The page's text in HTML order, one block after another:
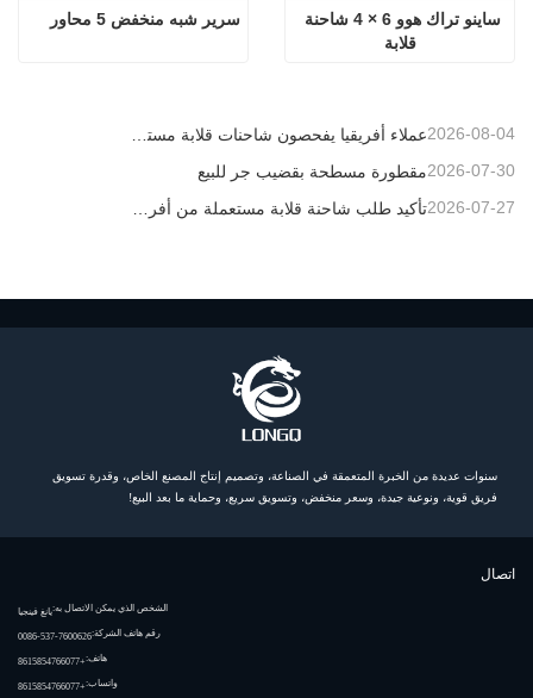
سرير شبه منخفض 5 محاور
قلابة
2026-08-04
مقطورة مسطحة بقضيب جر للبيع2026-07-30
تأكيد طلب شاحنة قلابة مستعملة من أفريقيا 2026-07-27
اتصال
الشخص الذي يمكن الاتصال به:يانغ فينجيا
رقم هاتف الشركة:0086-537-7600626
هاتف:+8615854766077
واتساب:+8615854766077
سنوات عديدة من الخبرة المتعمقة في الصناعة، وتصميم إنتاج المصنع الخاص، وقدرة تسويق
فريق قوية، ونوعية جيدة، وسعر منخفض، وتسويق سريع، وحماية ما بعد البيع!